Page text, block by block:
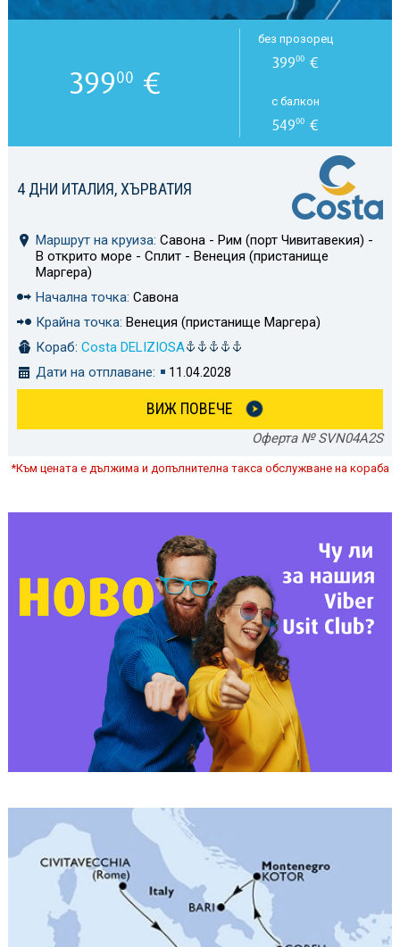
4 ДНИ ИТАЛИЯ, ХЪРВАТИЯ
Маршрут на круиза: Савона - Рим (порт Чивитавекия) -
В открито море - Сплит - Венеция (пристанище
Маргера)
Начална точка: Савона
Крайна точка: Венеция (пристанище Маргера)
Кораб: Costa DELIZIOSA
Дати на отплаване:
11.04.2028
ВИЖ ПОВЕЧЕ
Оферта № SVN04A2S
39900 €
без прозорец
39900 €
с балкон
54900 €
*Към цената е дължима и допълнителна такса обслужване на кораба